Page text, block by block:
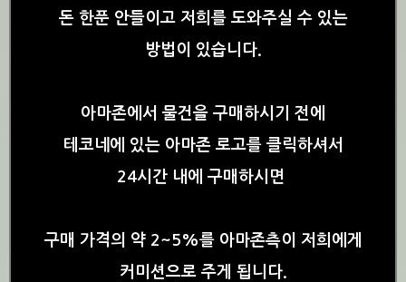
돈 한푼 안들이고 저희를 도와주실 수 있는
방법이 있습니다.
아마존에서 물건을 구매하시기 전에
테코네에 있는 아마존 로고를 클릭하셔서
24시간 내에 구매하시면
구매 가격의 약 2~5%를 아마존측이 저희에게
커미션으로 주게 됩니다.